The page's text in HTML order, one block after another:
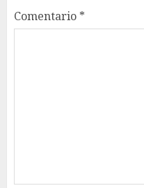
Comentario *